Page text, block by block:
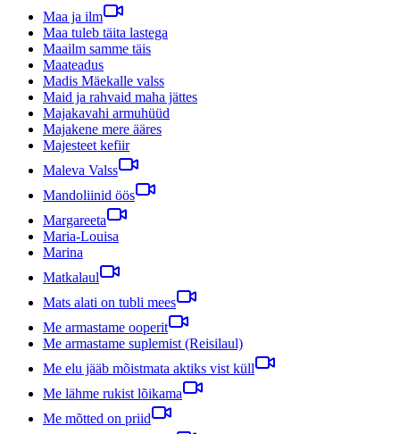
Maa ja ilm
Maa tuleb täita lastega
Maailm samme täis
Maateadus
Madis Mäekalle valss
Maid ja rahvaid maha jättes
Majakavahi armuhüüd
Majakene mere ääres
Majesteet kefiir
Maleva Valss
Mandoliinid öös
Margareeta
Maria-Louisa
Marina
Matkalaul
Mats alati on tubli mees
Me armastame ooperit
Me armastame suplemist (Reisilaul)
Me elu jääb mõistmata aktiks vist küll
Me lähme rukist lõikama
Me mõtted on priid